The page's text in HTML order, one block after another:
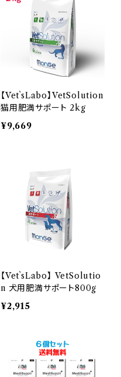
【Vet`sLabo】VetSolution
猫用肥満サポート 2kg
¥9,669
【Vet`sLabo】 VetSolutio
n 犬用肥満サポート800g
¥2,915